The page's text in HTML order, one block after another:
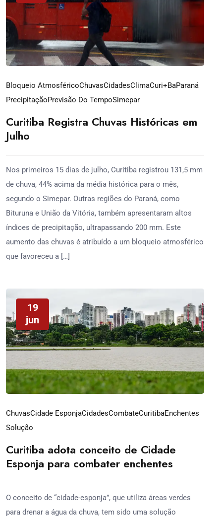
Bloqueio AtmosféricoChuvasCidadesClimaCuri+baParaná
PrecipitaçãoPrevisão Do TempoSimepar
Curitiba Registra Chuvas Históricas em
Julho
Nos primeiros 15 dias de julho, Curitiba registrou 131,5 mm
de chuva, 44% acima da média histórica para o mês,
segundo o Simepar. Outras regiões do Paraná, como
Bituruna e União da Vitória, também apresentaram altos
índices de precipitação, ultrapassando 200 mm. Este
aumento das chuvas é atribuído a um bloqueio atmosférico
que favoreceu a […]
19
jun
ChuvasCidade EsponjaCidadesCombateCuritibaEnchentes
Solução
Curitiba adota conceito de Cidade
Esponja para combater enchentes
O conceito de “cidade-esponja”, que utiliza áreas verdes
para drenar a água da chuva, tem sido uma solução